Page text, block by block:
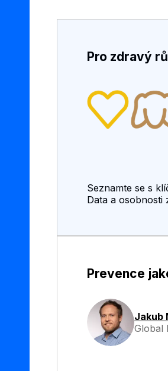
Pro zdravý
Seznamte se s
Data a
Prevence
Jakub
Global